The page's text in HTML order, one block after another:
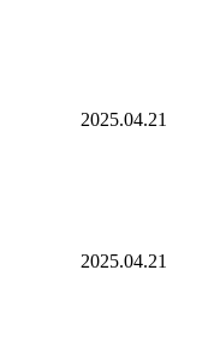
2025.04.21
2025.04.21